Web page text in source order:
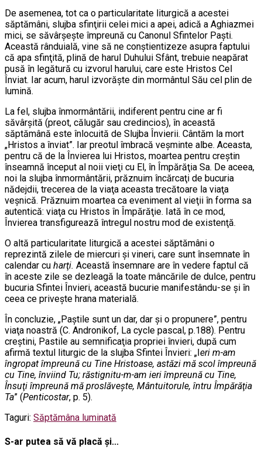
De asemenea, tot ca o particularitate liturgică a acestei
săptămâni, slujba sfinţirii celei mici a apei, adică a Aghiazmei
mici, se săvârşeşte împreună cu Canonul Sfintelor Paşti.
Această rânduială, vine să ne conştientizeze asupra faptului
că apa sfinţită, plină de harul Duhului Sfânt, trebuie neapărat
pusă în legătură cu izvorul harului, care este Hristos Cel
Înviat. Iar acum, harul izvorăşte din mormântul Său cel plin de
lumină.
La fel, slujba înmormântării, indiferent pentru cine ar fi
săvârşită (preot, călugăr sau credincios), în această
săptămână este înlocuită de Slujba Învierii. Cântăm la mort
„Hristos a înviat”. Iar preotul îmbracă veşminte albe. Aceasta,
pentru că de la Învierea lui Hristos, moartea pentru creştin
înseamnă început al noii vieţi cu El, în Împărăţia Sa. De aceea,
noi la slujba înmormântării, prăznuim încărcaţi de bucuria
nădejdii, trecerea de la viaţa aceasta trecătoare la viaţa
veşnică. Prăznuim moartea ca eveniment al vieţii în forma sa
autentică: viaţa cu Hristos în Împărăţie. Iată în ce mod,
Învierea transfigurează întregul nostru mod de existenţă.
O altă particularitate liturgică a acestei săptămâni o
reprezintă zilele de miercuri şi vineri, care sunt însemnate în
calendar cu harţi. Această însemnare are în vedere faptul că
în aceste zile se dezleagă la toate mâncările de dulce, pentru
bucuria Sfintei Învieri, această bucurie manifestându-se şi în
ceea ce priveşte hrana materială.
În concluzie, „Paştile sunt un dar, dar şi o propunere”, pentru
viaţa noastră (C. Andronikof, La cycle pascal, p.188). Pentru
creştini, Pastile au semnificaţia propriei învieri, după cum
afirmă textul liturgic de la slujba Sfintei Învieri: „I eri m-am
îngropat împreună cu Tine Hristoase, astăzi mă scol împreună
cu Tine, înviind Tu; răstignitu-m-am ieri împreună cu Tine,
Însuţi împreună mă proslăveşte, Mântuitorule, întru Împărăţia
Ta” (Penticostar, p. 5).
Taguri: Săptămâna luminată
S-ar putea să vă placă și...